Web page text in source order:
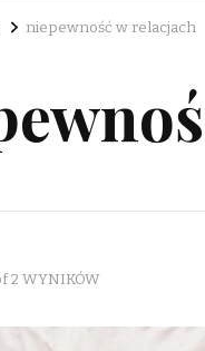
niepewność w relacjach
2 WYNIKÓW